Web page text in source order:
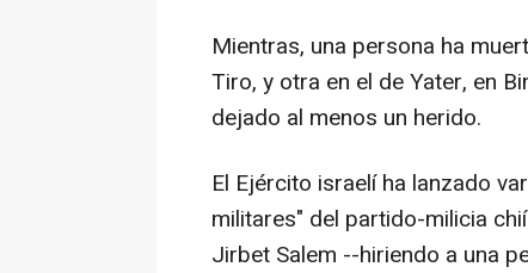
Mientras, una persona ha
Tiro, y otra en el de Yater, en
dejado al menos un herido.
El Ejército israelí ha lanzado
militares" del partido-milicia
Jirbet Salem --hiriendo a una